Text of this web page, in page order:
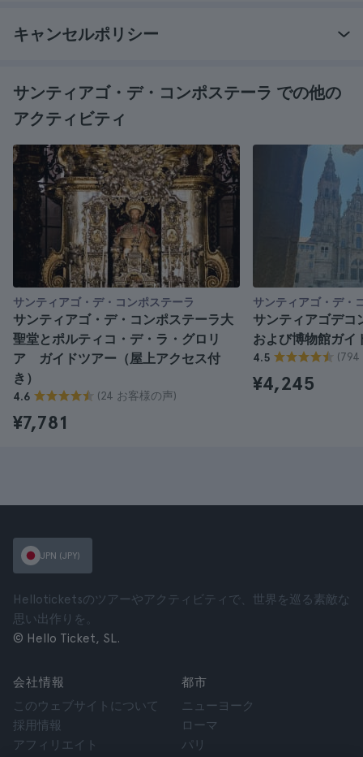
キャンセルポリシー
サンティアゴ・デ・コンポステーラ での他の
アクティビティ
サンティアゴ・デ・コンポステーラ
サンティアゴ・デ・コンポステーラ大
聖堂とポルティコ・デ・ラ・グロリ
ア ガイドツアー（屋上アクセス付
き）
4.6 (24 お客様の声)
¥7,781
サンティアゴ・デ・
サンティアゴデコ
および博物館ガイ
4.5 (794
¥4,245
JPN (JPY)
Helloticketsのツアーやアクティビティで、世界を巡る素敵な
思い出作りを。
© Hello Ticket, SL.
会社情報
このウェブサイトについて
採用情報
アフィリエイト
都市
ニューヨーク
ローマ
パリ